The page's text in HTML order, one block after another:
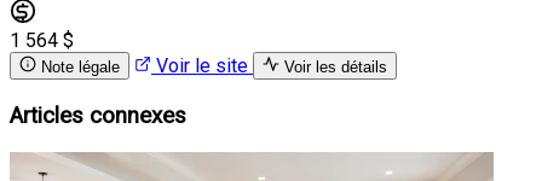
1 564 $
Note légale Voir le site Voir les détails
Articles connexes